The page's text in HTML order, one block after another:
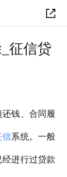
征信贷
钱、合同履
信系统。一般
经进行过贷款